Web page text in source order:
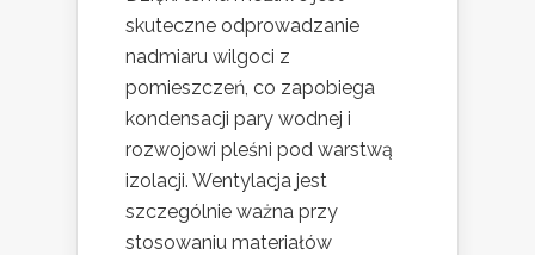
skuteczne odprowadzanie
nadmiaru wilgoci z
pomieszczeń, co zapobiega
kondensacji pary wodnej i
rozwojowi pleśni pod warstwą
izolacji. Wentylacja jest
szczególnie ważna przy
stosowaniu materiałów